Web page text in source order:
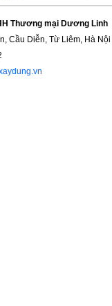
Thương mại Dương Linh
Cầu Diễn, Từ Liêm, Hà Nội